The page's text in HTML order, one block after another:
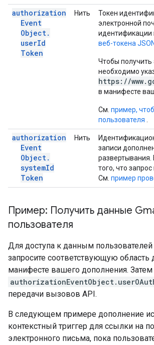
authorization
Event
Object.
userId
Token
Нить
Токен
электронной
идентификации
веб-токена JSON
Чтобы получить
необходимо
https://
в манифесте
См. пример,
пользователя
authorization
Event
Object.
systemId
Token
Нить
записи
развертывания.
того, что запрос
См. пример
Пример: Получить данные
пользователя
Для доступа к данным пользователей
запросите соответствующую область
манифесте вашего дополнения. Затем
передачи вызовов API.
В следующем примере дополнение
контекстный триггер для ссылки на
электронного письма, пока